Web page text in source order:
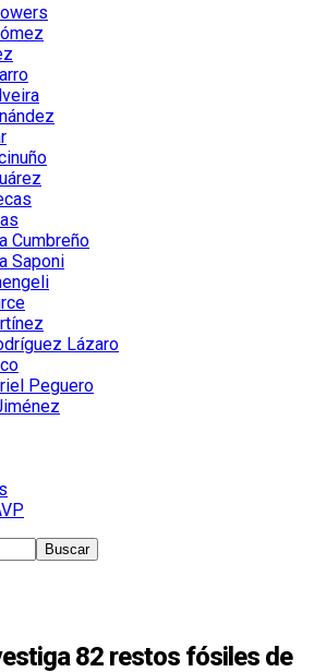
Cumbreño
Saponi
Lázaro
Peguero
82 restos fósiles de